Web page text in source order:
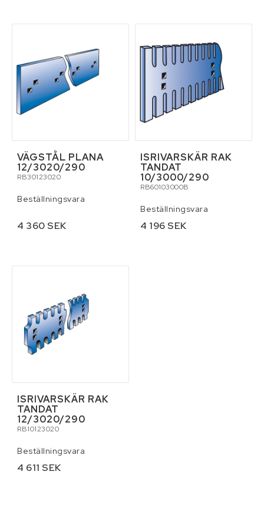
VÄGSTÅL PLANA
12/3020/290
RB30123020
Beställningsvara
4 360 SEK
ISRIVARSKÄR RAK
TANDAT
10/3000/290
RB60103000B
Beställningsvara
4 196 SEK
ISRIVARSKÄR RAK
TANDAT
12/3020/290
RB10123020
Beställningsvara
4 611 SEK